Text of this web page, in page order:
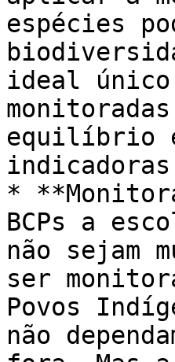
espécies
ideal único
equilíbrio
*
BCPs a
não sejam
ser
Povos
não